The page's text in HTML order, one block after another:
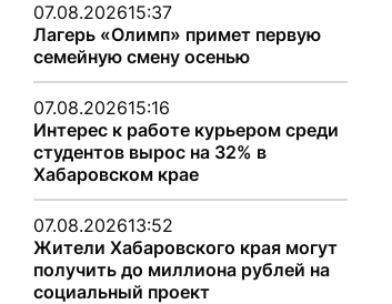
07.08.202615:37
Лагерь «Олимп» примет первую
семейную смену осенью
07.08.202615:16
Интерес к работе курьером среди
студентов вырос на 32% в
Хабаровском крае
07.08.202613:52
Жители Хабаровского края могут
получить до миллиона рублей на
социальный проект